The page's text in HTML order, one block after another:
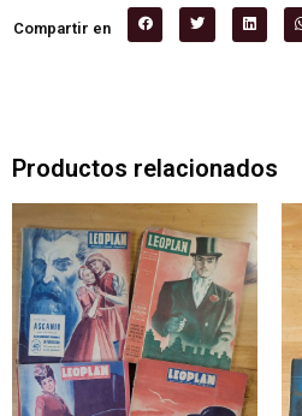
Compartir en
Productos relacionados